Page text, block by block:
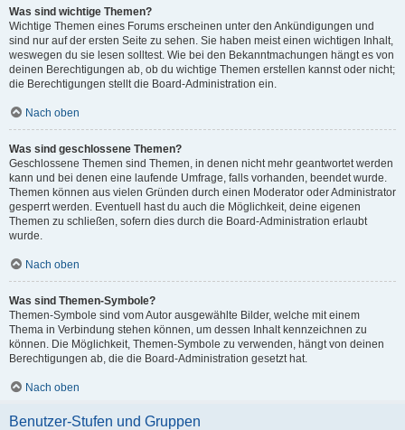
Was sind wichtige Themen?
Wichtige Themen eines Forums erscheinen unter den Ankündigungen und
sind nur auf der ersten Seite zu sehen. Sie haben meist einen wichtigen Inhalt,
weswegen du sie lesen solltest. Wie bei den Bekanntmachungen hängt es von
deinen Berechtigungen ab, ob du wichtige Themen erstellen kannst oder nicht;
die Berechtigungen stellt die Board-Administration ein.
Nach oben
Was sind geschlossene Themen?
Geschlossene Themen sind Themen, in denen nicht mehr geantwortet werden
kann und bei denen eine laufende Umfrage, falls vorhanden, beendet wurde.
Themen können aus vielen Gründen durch einen Moderator oder Administrator
gesperrt werden. Eventuell hast du auch die Möglichkeit, deine eigenen
Themen zu schließen, sofern dies durch die Board-Administration erlaubt
wurde.
Nach oben
Was sind Themen-Symbole?
Themen-Symbole sind vom Autor ausgewählte Bilder, welche mit einem
Thema in Verbindung stehen können, um dessen Inhalt kennzeichnen zu
können. Die Möglichkeit, Themen-Symbole zu verwenden, hängt von deinen
Berechtigungen ab, die die Board-Administration gesetzt hat.
Nach oben
Benutzer-Stufen und Gruppen